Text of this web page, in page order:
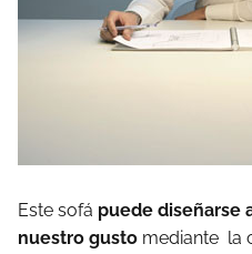
Este sofá puede diseñarse
nuestro gusto mediante la